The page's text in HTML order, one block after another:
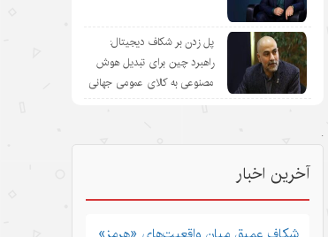
پل زدن بر شکاف دیجیتال:
راهبرد چین برای تبدیل هوش
مصنوعی به کالای عمومی جهانی
.
آخرین اخبار